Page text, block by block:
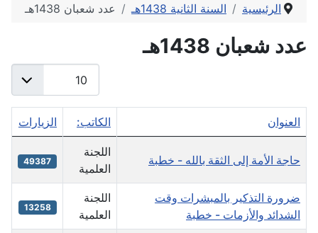
الرئيسية السنة الثانية 1438هـ عدد شعبان 1438هـ
عدد شعبان 1438هـ
العنوان الكاتب: الزيارات
حاجة الأمة إلى الثقة بالله - خطبة
اللجنة
العلمية
49387
ضرورة التذكير بالمبشرات وقت
الشدائد والأزمات - خطبة
اللجنة
العلمية
13258